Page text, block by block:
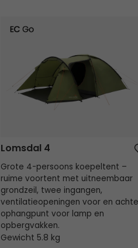
Lomsdal 4
Grote 4-persoons koepeltent –
ruime voortent met uitneembaar
grondzeil, twee ingangen,
ventilatieopeningen voor en
ophangpunt voor lamp en
opbergvakken.
Gewicht 5.8 kg